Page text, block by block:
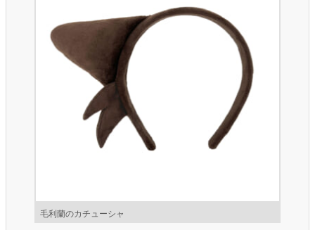
毛利蘭のカチューシャ